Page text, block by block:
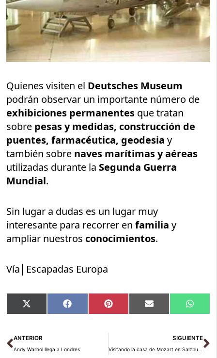
Quienes visiten el Deutsches Museum
podrán observar un importante número de
exhibiciones permanentes que tratan
sobre pesas y medidas, construcción de
puentes, farmacéutica, geodesia y
también sobre naves marítimas y aéreas
utilizadas durante la Segunda Guerra
Mundial.
Sin lugar a dudas es un lugar muy
interesante para recorrer enfamiliay
ampliar nuestros conocimientos.
Vía│Escapadas Europa
Compartir
en
X
(Twitter)
Compartir
en
Facebook Compartir
en
Pinterest Compartir
en
Email
en
Ant
ANTERIOR
Andy Warhol llega a Londres
SIGUIENTE
Visitando la casa de Mozart en Salzburgo